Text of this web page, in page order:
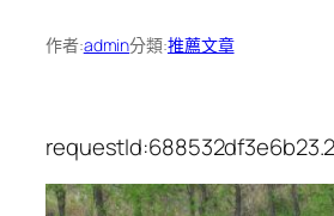
作者:admin分類:推薦文章